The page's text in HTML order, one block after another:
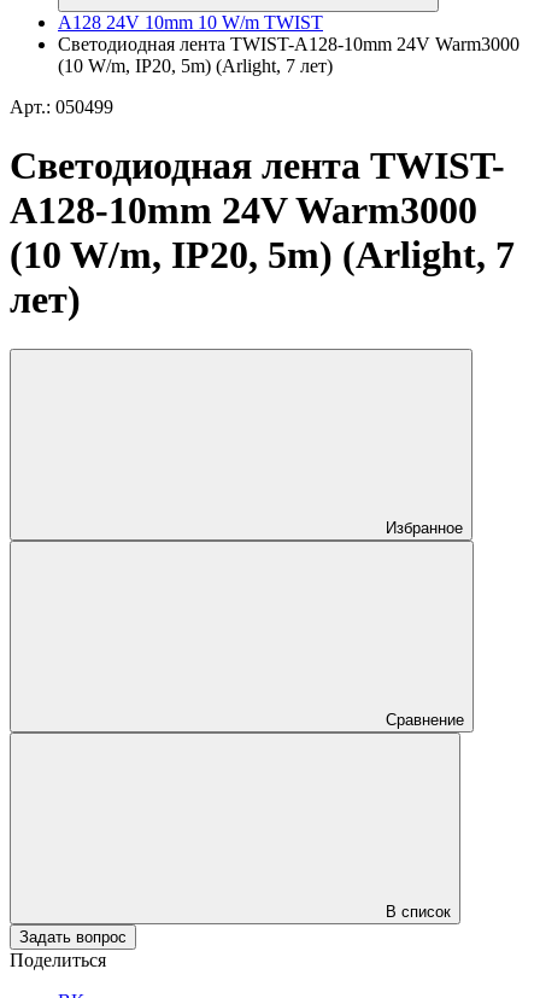
A128 24V 10mm 10 W/m TWIST
Светодиодная лента TWIST-A128-10mm 24V Warm3000
(10 W/m, IP20, 5m) (Arlight, 7 лет)
Арт.: 050499
Светодиодная лента TWIST-
A128-10mm 24V Warm3000
(10 W/m, IP20, 5m) (Arlight, 7
лет)
Избранное
Сравнение
В список
Задать вопрос
Поделиться